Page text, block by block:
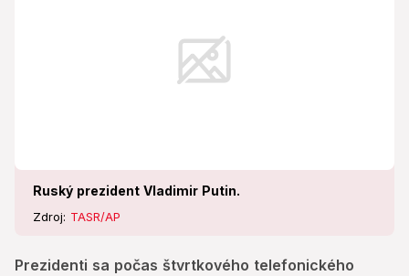
Ruský prezident Vladimir Putin.
Zdroj: TASR/AP
Prezidenti sa počas štvrtkového telefonického